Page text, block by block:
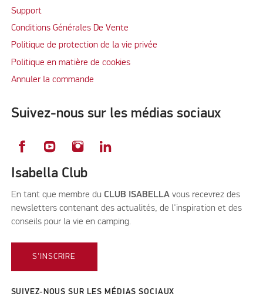
Support
Conditions Générales De Vente
Politique de protection de la vie privée
Politique en matière de cookies
Annuler la commande
Suivez-nous sur les médias sociaux
Isabella Club
En tant que membre du CLUB ISABELLA vous recevrez des
newsletters contenant des actualités, de l'inspiration et des
conseils pour la vie en camping.
S'INSCRIRE
SUIVEZ-NOUS SUR LES MÉDIAS SOCIAUX